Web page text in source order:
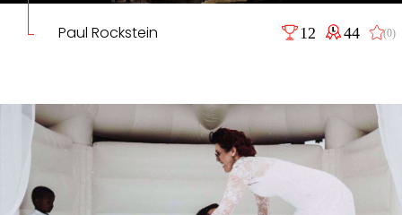
Paul Rockstein 12 44 (0)